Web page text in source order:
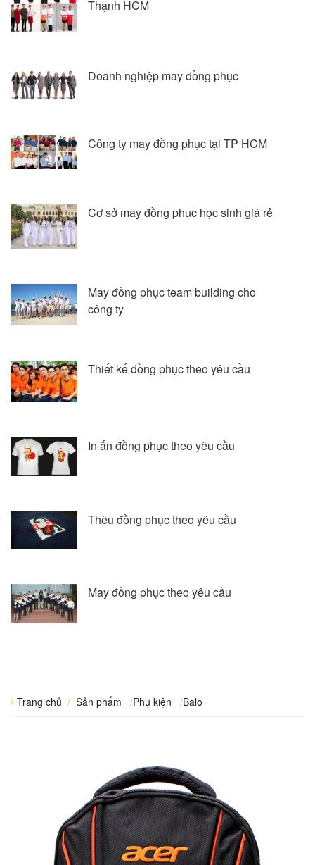
Thạnh HCM
Doanh nghiệp may đồng phục
Công ty may đồng phục tại TP HCM
Cơ sở may đồng phục học sinh giá rẻ
May đồng phục team building cho
công ty
Thiết kế đồng phục theo yêu cầu
In ấn đồng phục theo yêu cầu
Thêu đồng phục theo yêu cầu
May đồng phục theo yêu cầu
Trang chủ / Sản phẩm /Phụ kiện /Balo